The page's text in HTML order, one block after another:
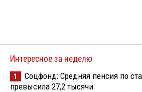
Интересное за неделю
1
Соцфонд: Средняя пенсия по
превысила 27,2 тысячи